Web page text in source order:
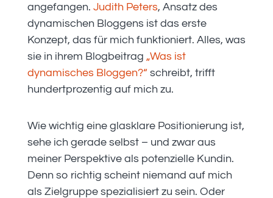
angefangen. Judith Peters‚ Ansatz des
dynamischen Bloggens ist das erste
Konzept, das für mich funktioniert. Alles, was
sie in ihrem Blogbeitrag „Was ist
dynamisches Bloggen?“ schreibt, trifft
hundertprozentig auf mich zu.
Wie wichtig eine glasklare Positionierung ist,
sehe ich gerade selbst – und zwar aus
meiner Perspektive als potenzielle Kundin.
Denn so richtig scheint niemand auf mich
als Zielgruppe spezialisiert zu sein. Oder